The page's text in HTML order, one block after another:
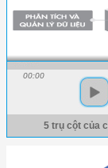
00:00
5 trụ cột của